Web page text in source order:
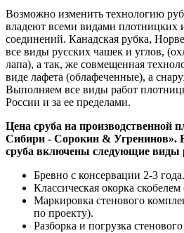
Возможно изменить технологию
владеют всеми видами плотницких
соединений. Канадская рубка,
все виды русских чашек и углов,
лапа), а так, же совмещенная
виде лафета (облафеченные), а
Выполняем все виды работ
России и за ее пределами.
Цена сруба на производственной
Сибири - Сорокин & Угренинов».
сруба включены следующие виды
Бревно с консервации 2-3 года.
Классическая окорка
Маркировка стенового
по проекту).
Разборка и погрузка